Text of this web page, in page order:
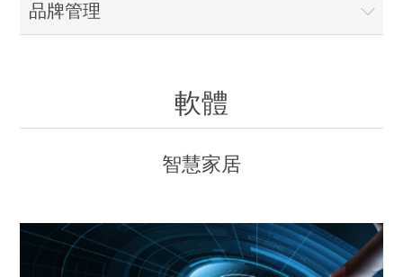
品牌管理
軟體
智慧家居